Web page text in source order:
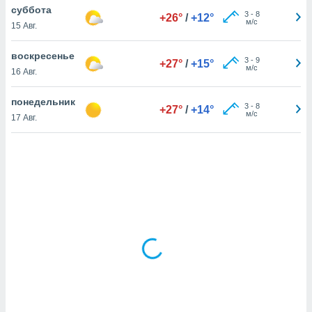
равно
нашим
суббота
15 Авг.
+26° / +12° 3- 8
м/с
воскресенье
16 Авг.
+27° / +15° 3- 9
м/с
понедельник
17 Авг.
+27° / +14° 3- 8
м/с